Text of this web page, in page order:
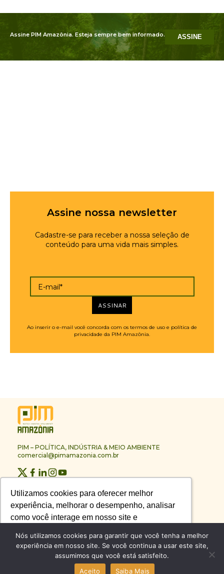
Utilizamos cookies para oferecer melhor
experiência, melhorar o desempenho, analisar
como você interage em nosso site e
Recusar Cookies Aceitar Cookies
Utilizamos cookies para oferecer melhor
experiência, melhorar o desempenho, analisar
como você interage em nosso site e
Recusar Cookies Aceitar Cookies
Assine PIM Amazônia. Esteja sempre bem informado. ASSINE
Assine nossa newsletter
Cadastre-se para receber a nossa seleção de
conteúdo para uma vida mais simples.
E-mail*
ASSINAR
Ao inserir o e-mail você concorda com os termos de uso e política de
privacidade da PIM Amazônia.
PIM – POLÍTICA, INDÚSTRIA & MEIO AMBIENTE
comercial@pimamazonia.com.br
Contato
Publicidade
Melhores Empresas
Circuito PIM Amazônia
© PIM – POLÍTICA, INDÚSTRIA & MEIO AMBIENTE 2026
Nós utilizamos cookies para garantir que você tenha a melhor
experiência em nosso site. Se você continua a usar este site,
assumimos que você está satisfeito.
Aceito
Saiba Mais